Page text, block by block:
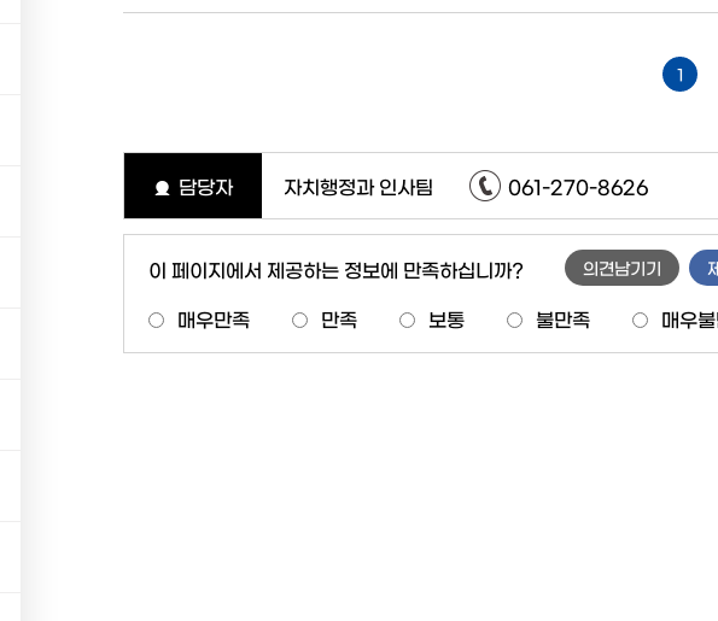
1
담당자 자치행정과 인사팀 061-270-8626
이 페이지에서 제공하는 정보에 만족하십니까?
매우만족 만족 보통 불만족 매우
의견남기기